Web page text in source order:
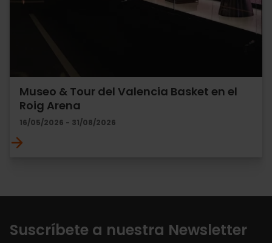
Museo & Tour del Valencia Basket en el
Roig Arena
16/05/2026 - 31/08/2026
Suscríbete a nuestra Newsletter